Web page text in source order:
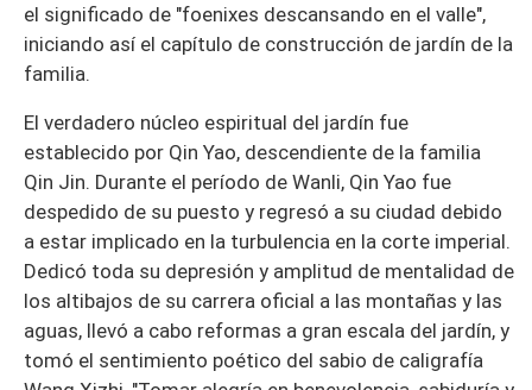
el significado de "foenixes descansando en el valle",
iniciando así el capítulo de construcción de jardín de la
familia.
El verdadero núcleo espiritual del jardín fue
establecido por Qin Yao, descendiente de la familia
Qin Jin. Durante el período de Wanli, Qin Yao fue
despedido de su puesto y regresó a su ciudad debido
a estar implicado en la turbulencia en la corte imperial.
Dedicó toda su depresión y amplitud de mentalidad de
los altibajos de su carrera oficial a las montañas y las
aguas, llevó a cabo reformas a gran escala del jardín, y
tomó el sentimiento poético del sabio de caligrafía